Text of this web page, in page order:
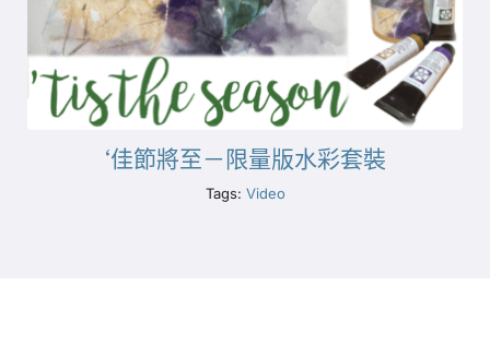
‘佳節將至－限量版水彩套裝
Tags: Video